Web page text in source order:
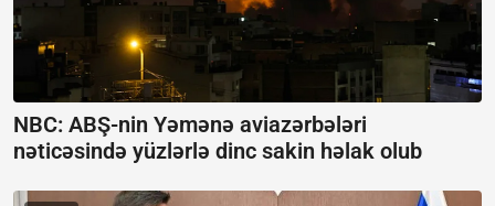
NBC: ABŞ-nin Yəmənə aviazərbələri
nəticəsində yüzlərlə dinc sakin həlak olub